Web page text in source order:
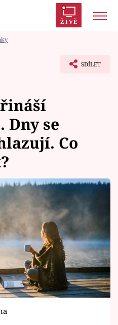
ŽIVĚ
Vary
SDÍLET
Dny se
Co